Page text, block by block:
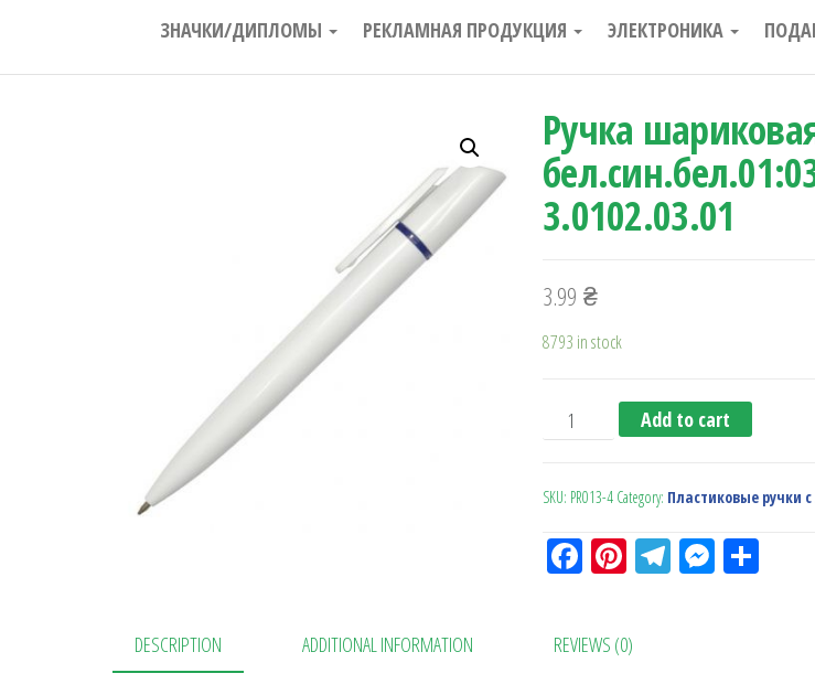
ЗНАЧКИ/ДИПЛОМЫ
РЕКЛАМНАЯ ПРОДУКЦИЯ ЭЛЕКТРОНИКА
Ручка
3.0102.03.01
3.99 ₴
8793 in stock
Ручка шариковая PR013
Add to cart
SKU: PR013-4 Category: Пластиковые ручки
Fa
bo
ok
Pi
er
es
Te M
DESCRIPTION ADDITIONAL INFORMATION REVIEWS (0)